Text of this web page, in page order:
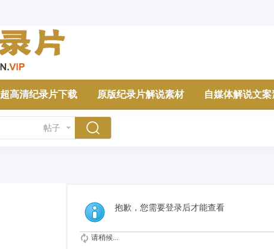
超高清纪录片下载 原版纪录片解说素材 自媒体解说文案
帖子
抱歉，您需要登录后才能查看
请稍候...